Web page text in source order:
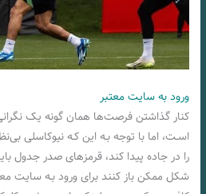
ورود به سایت معتبر
کنار گذاشتن فرصت‌ها همان‌ گونه یک
اسـت، اما با توجه بـه این کـه نیوکاسلی
شکل ممکن باز کنند برای ورود بـه سایت